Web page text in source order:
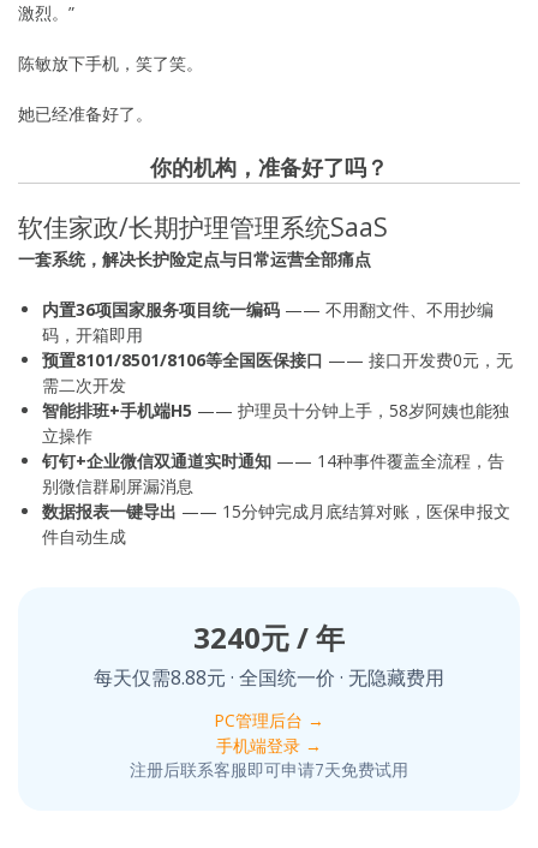
激烈。”
陈敏放下手机，笑了笑。
她已经准备好了。
你的机构，准备好了吗？
软佳家政/长期护理管理系统SaaS
一套系统，解决长护险定点与日常运营全部痛点
内置36项国家服务项目统一编码 —— 不用翻文件、不用抄编
码，开箱即用
预置8101/8501/8106等全国医保接口 —— 接口开发费0元，无
需二次开发
智能排班+手机端H5 —— 护理员十分钟上手，58岁阿姨也能独
立操作
钉钉+企业微信双通道实时通知 —— 14种事件覆盖全流程，告
别微信群刷屏漏消息
数据报表一键导出 —— 15分钟完成月底结算对账，医保申报文
件自动生成
3240元 / 年
每天仅需8.88元 · 全国统一价 · 无隐藏费用
PC管理后台 →
手机端登录 →
注册后联系客服即可申请7天免费试用